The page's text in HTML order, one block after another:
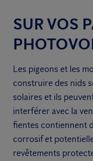
SUR VOS
Les pigeons et les
construire des nids
solaires et ils
interférer avec la
fientes contiennent
corrosif et
revêtements